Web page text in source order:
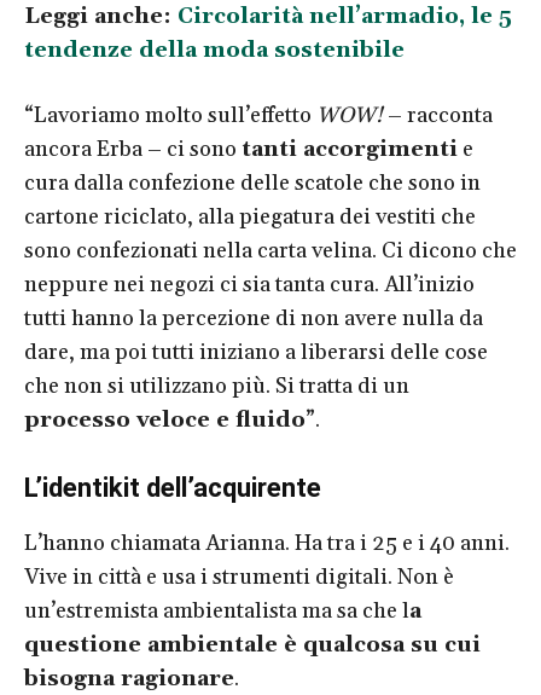
Leggi anche: Circolarità nell’armadio, le 5
tendenze della moda sostenibile
“Lavoriamo molto sull’effetto WOW!– racconta
ancora Erba – ci sono tanti accorgimenti e
cura dalla confezione delle scatole che sono in
cartone riciclato, alla piegatura dei vestiti che
sono confezionati nella carta velina. Ci dicono che
neppure nei negozi ci sia tanta cura. All’inizio
tutti hanno la percezione di non avere nulla da
dare, ma poi tutti iniziano a liberarsi delle cose
che non si utilizzano più. Si tratta di un
processo veloce e fluido”.
L’identikit dell’acquirente
L’hanno chiamata Arianna. Ha tra i 25 e i 40 anni.
Vive in città e usa i strumenti digitali. Non è
un’estremista ambientalista ma sa che la
questione ambientale è qualcosa su cui
bisogna ragionare.